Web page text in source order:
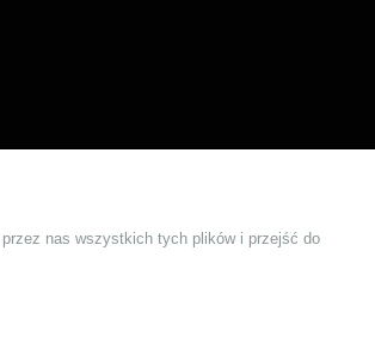
nas wszystkich tych plików i przejść do